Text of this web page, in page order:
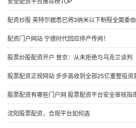
配资炒股 英特尔据悉已将3纳米以下制程全面委
配资门户网站 宁德时代回应停产传闻！
股票炒股配资开户 普京：从未拒绝与乌克兰谈判
股票配资正规网站 步步高收到全部25亿重整投资
股票配资有哪些门户网 股票配资平台安全审核指
沈阳股票配资，合规平台如何选